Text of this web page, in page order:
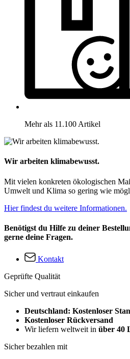
Mehr als 11.100 Artikel
Wir arbeiten klimabewusst.
Mit vielen konkreten ökologischen
Umwelt und Klima so gering wie
Hier findest du weitere Informationen.
Benötigst du Hilfe zu deiner
gerne deine Fragen.
Kontakt
Geprüfte Qualität
Sicher und vertraut einkaufen
Deutschland: Kostenloser
Kostenloser Rückversand
Wir liefern weltweit in über 40
Sicher bezahlen mit